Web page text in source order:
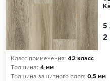
Класс применения: 42 класс
Толщина: 4 мм
Толщина защитного слоя: 0,5 мм
2
5